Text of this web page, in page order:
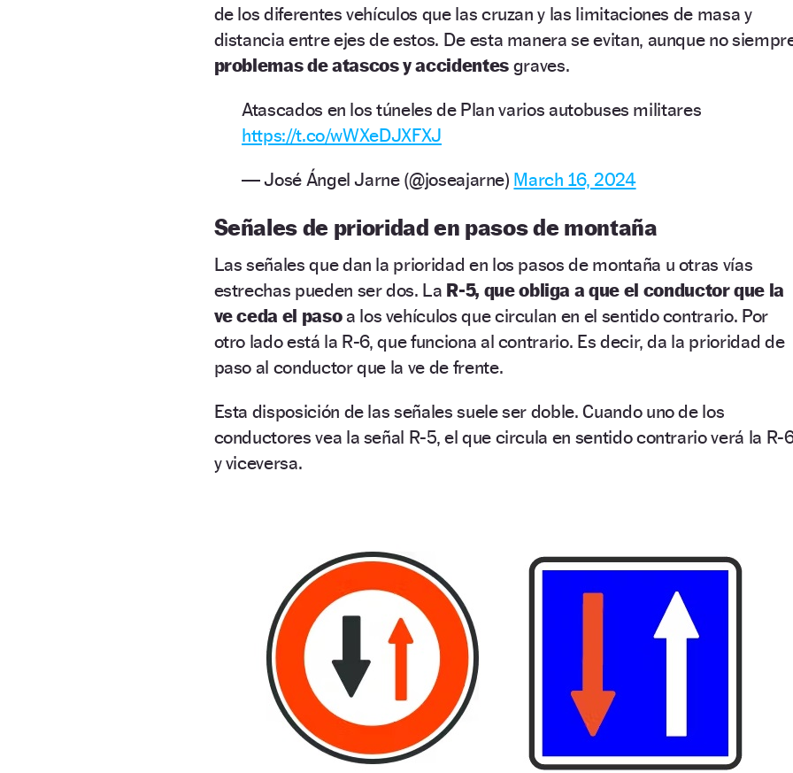
de los diferentes vehículos que las cruzan y las limitaciones de masa y
distancia entre ejes de estos. De esta manera se evitan, aunque no
problemas de atascos y accidentesgraves.
Atascados en los túneles de Plan varios autobuses militares
https://t.co/wWXeDJXFXJ
— José Ángel Jarne (@joseajarne) March 16, 2024
Señales de prioridad en pasos de montaña
Las señales que dan la prioridad en los pasos de montaña u otras vías
estrechas pueden ser dos. La R-5, que obliga a que el conductor que la
ve ceda el pasoa los vehículos que circulan en el sentido contrario. Por
otro lado está la R-6, que funciona al contrario. Es decir, da la prioridad de
paso al conductor que la ve de frente.
Esta disposición de las señales suele ser doble. Cuando uno de los
conductores vea la señal R-5, el que circula en sentido contrario verá la R-
y viceversa.